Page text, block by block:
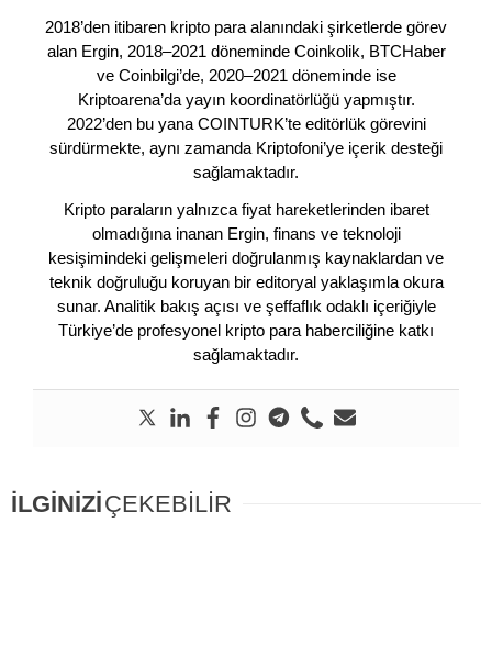
2018’den itibaren kripto para alanındaki şirketlerde görev
alan Ergin, 2018–2021 döneminde Coinkolik, BTCHaber
ve Coinbilgi’de, 2020–2021 döneminde ise
Kriptoarena’da yayın koordinatörlüğü yapmıştır.
2022’den bu yana COINTURK’te editörlük görevini
sürdürmekte, aynı zamanda Kriptofoni’ye içerik desteği
sağlamaktadır.
Kripto paraların yalnızca fiyat hareketlerinden ibaret
olmadığına inanan Ergin, finans ve teknoloji
kesişimindeki gelişmeleri doğrulanmış kaynaklardan ve
teknik doğruluğu koruyan bir editoryal yaklaşımla okura
sunar. Analitik bakış açısı ve şeffaflık odaklı içeriğiyle
Türkiye’de profesyonel kripto para haberciliğine katkı
sağlamaktadır.
İLGİNİZİÇEKEBİLİR